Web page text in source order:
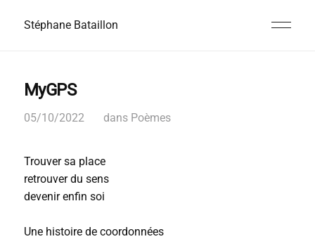
Stéphane Bataillon
MyGPS
05/10/2022 dans Poèmes
Trouver sa place
retrouver du sens
devenir enfin soi
Une histoire de coordonnées